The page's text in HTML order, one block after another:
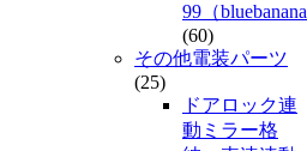
99（
(60)
その他電装パーツ
(25)
ドアロック連
動ミラー格